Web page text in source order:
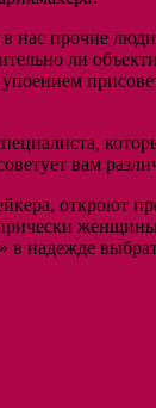
нас прочие
ли
вам
откроют
в надежде